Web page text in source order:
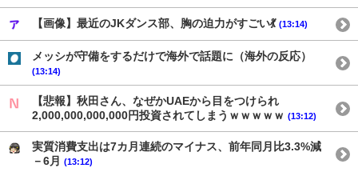
【画像】最近のJKダンス部、胸の迫力がすごい💃 (13:14)
メッシが守備をするだけで海外で話題に（海外の反応）
(13:14)
【悲報】秋田さん、なぜかUAEから目をつけられ
2,000,000,000,000円投資されてしまうｗｗｗｗｗ (13:12)
実質消費支出は7カ月連続のマイナス、前年同月比3.3%減
－6月
(13:12)